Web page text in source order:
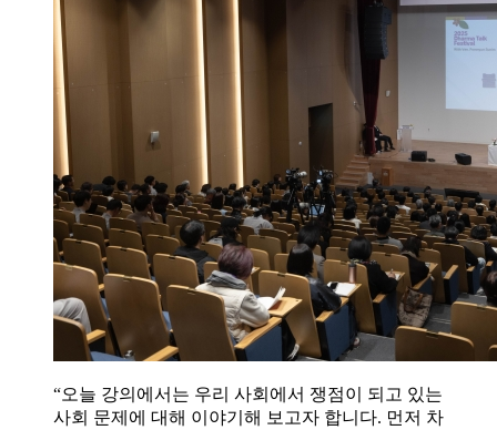
“오늘 강의에서는 우리 사회에서 쟁점이 되고 있는
사회 문제에 대해 이야기해 보고자 합니다. 먼저 차